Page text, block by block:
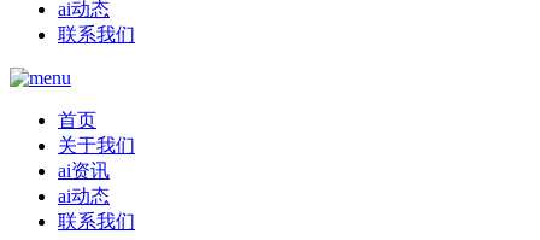
ai动态
联系我们
首页
关于我们
ai资讯
ai动态
联系我们